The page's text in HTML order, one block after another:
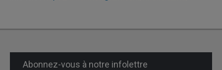
Abonnez-vous à notre infolettre